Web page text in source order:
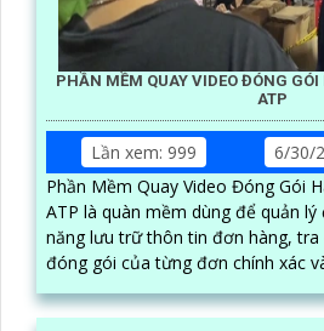
PHẦN MỀM QUAY VIDEO ĐÓNG
ATP
Lần xem: 999
6/30/
Phần Mềm Quay Video Đóng Gói
ATP là quàn mềm dùng để quản
năng lưu trữ thôn tin đơn hàng, tra
đóng gói của từng đơn chính xác